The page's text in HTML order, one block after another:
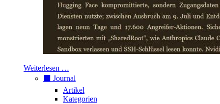
Weiterlesen …
⬛️ Journal
Artikel
Kategorien